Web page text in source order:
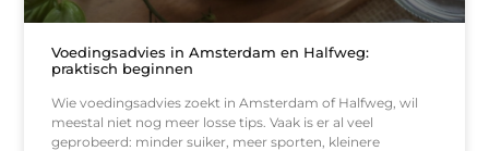
Voedingsadvies in Amsterdam en Halfweg:
praktisch beginnen
Wie voedingsadvies zoekt in Amsterdam of Halfweg, wil
meestal niet nog meer losse tips. Vaak is er al veel
geprobeerd: minder suiker, meer sporten, kleinere